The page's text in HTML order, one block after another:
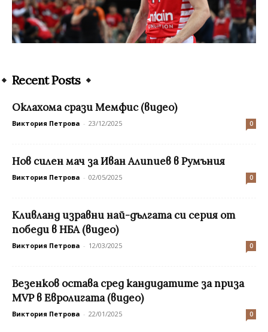
Recent Posts
Оклахома срази Мемфис (видео)
Виктория Петрова - 23/12/2025 0
Нов силен мач за Иван Алипиев в Румъния
Виктория Петрова - 02/05/2025 0
Кливланд изравни най-дългата си серия от
победи в НБА (видео)
Виктория Петрова - 12/03/2025 0
Везенков остава сред кандидатите за приза
MVP в Евролигата (видео)
Виктория Петрова - 22/01/2025 0